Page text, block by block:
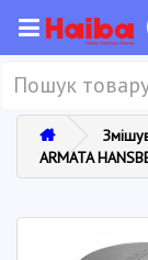
ARMATA